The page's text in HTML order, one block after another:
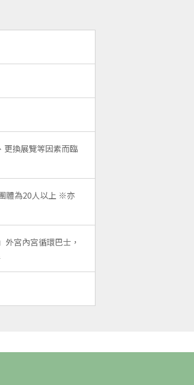
更換展覽等因素而臨
體為20人以上 ※亦
宮內宮循環巴士，